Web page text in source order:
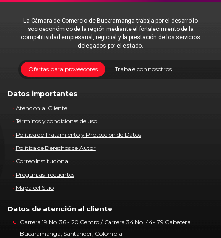
La Cámara de Comercio de Bucaramanga trabaja por el desarrollo
socioeconómico de la región mediante el fortalecimiento de la
competitividad empresarial, regional y la prestación de los servicios
delegados por el estado.
Trabaje con nosotros
Ofertas para proveedores
Datos importantes
Atencion al Cliente
Términos y condiciones de uso
Política de Tratamiento y Protección de Datos
Política de Derechos de Autor
Correo Institucional
Preguntas frecuentes
Mapa del Sitio
Datos de atención al cliente
Carrera 19 No. 36 - 20 Centro / Carrera 34 No. 44- 79 Cabecera
Bucaramanga, Santander, Colombia